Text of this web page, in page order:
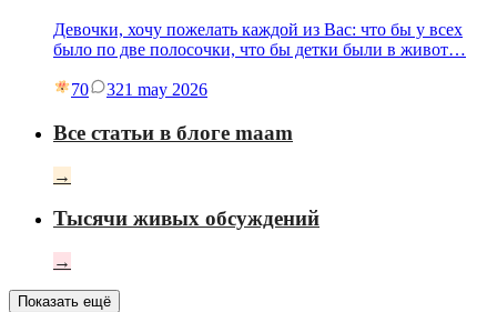
Девочки, хочу пожелать каждой из Вас: что бы у всех
было по две полосочки, что бы детки были в живот…
70 321 may 2026
Все статьи в блоге maam
→
Тысячи живых обсуждений
→
Показать ещё